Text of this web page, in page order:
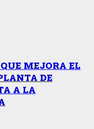
MEJORA EL
DE
A LA